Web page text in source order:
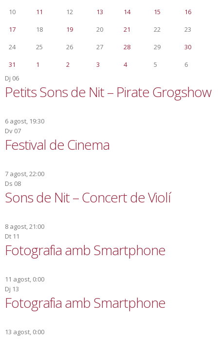
10
11 12 13 14 15
16
17
18 19 20 21 22
23
24
25 26 27 28 29
30
31
1 2 3 4 5
6
Dj 06
Petits Sons de Nit – Pirate Grogshow
6 agost, 19:30
Dv 07
Festival de Cinema
7 agost, 22:00
Ds 08
Sons de Nit – Concert de Violí
8 agost, 21:00
Dt 11
Fotografia amb Smartphone
11 agost, 0:00
Dj 13
Fotografia amb Smartphone
13 agost, 0:00